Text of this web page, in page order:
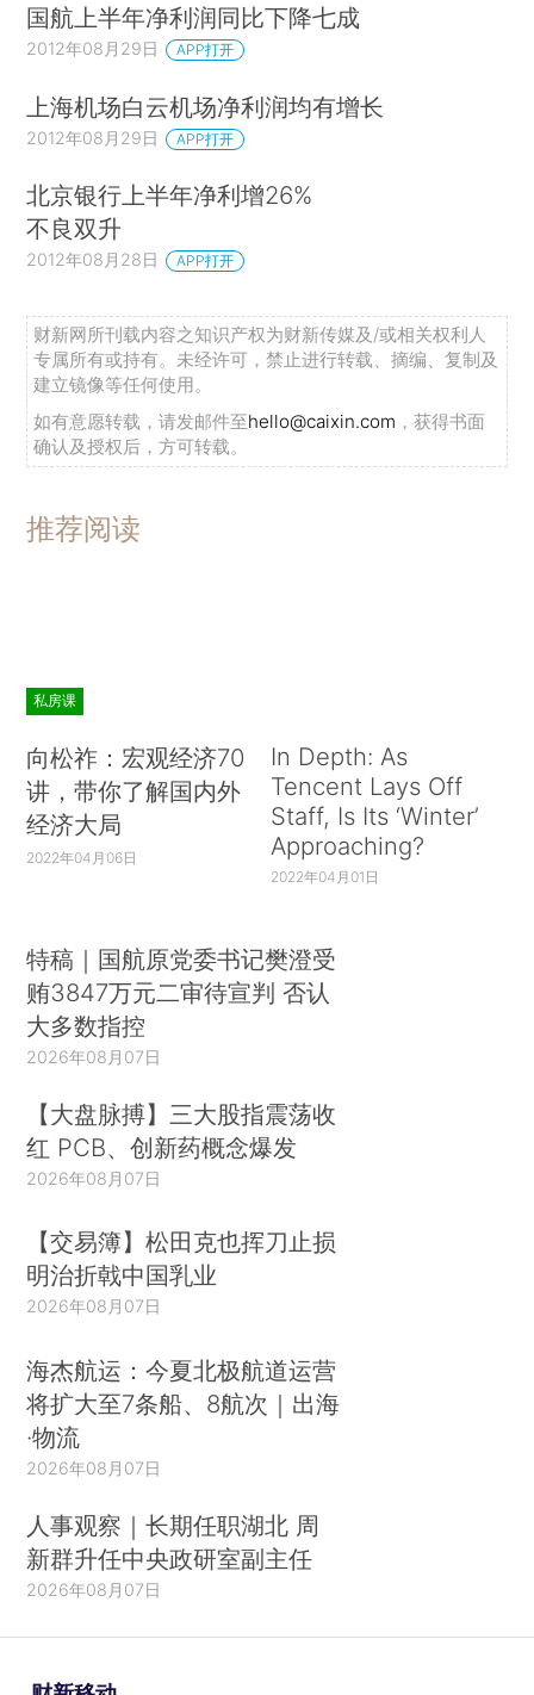
国航上半年净利润同比下降七成
2012年08月29日 APP打开
上海机场白云机场净利润均有增长
2012年08月29日 APP打开
北京银行上半年净利增26%
不良双升
2012年08月28日 APP打开
财新网所刊载内容之知识产权为财新传媒及/或相关权利人
专属所有或持有。未经许可，禁止进行转载、摘编、复制及
建立镜像等任何使用。
如有意愿转载，请发邮件至hello@caixin.com ，获得书面
确认及授权后，方可转载。
推荐阅读
私房课
向松祚：宏观经济70
讲，带你了解国内外
经济大局
2022年04月06日
In Depth: As
Tencent Lays Off
Staff, Is Its ‘Winter’
Approaching?
2022年04月01日
特稿｜国航原党委书记樊澄受
贿3847万元二审待宣判 否认
大多数指控
2026年08月07日
【大盘脉搏】三大股指震荡收
红 PCB、创新药概念爆发
2026年08月07日
【交易簿】松田克也挥刀止损
明治折戟中国乳业
2026年08月07日
海杰航运：今夏北极航道运营
将扩大至7条船、8航次｜出海
·物流
2026年08月07日
人事观察｜长期任职湖北 周
新群升任中央政研室副主任
2026年08月07日